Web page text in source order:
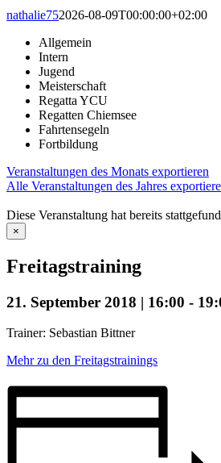
nathalie752026-08-09T00:00:00+02:00
Allgemein
Intern
Jugend
Meisterschaft
Regatta YCU
Regatten Chiemsee
Fahrtensegeln
Fortbildung
Veranstaltungen des Monats exportieren
Alle Veranstaltungen des Jahres
Diese Veranstaltung hat bereits
×
Freitagstraining
21. September 2018 | 16:00 -
Trainer: Sebastian Bittner
Mehr zu den Freitagstrainings